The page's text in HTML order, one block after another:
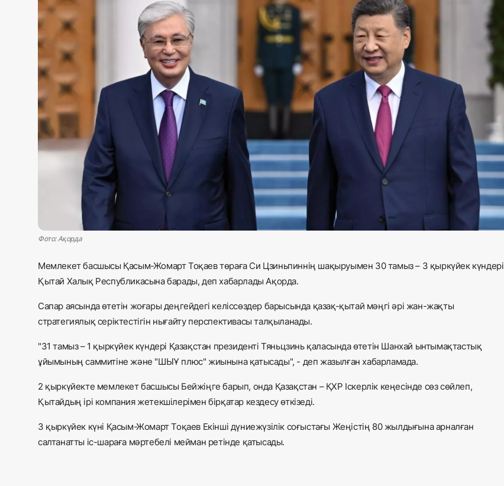
Жаңалықтар
Журналистік зерттеу
Фото: Ақорда
Мемлекет басшысы Қасым-Жомарт Тоқаев төраға Си Цзиньпиннің шақыруымен 30 тамыз – 3 қыркүйек күндері
Қытай Халық Республикасына барады, деп хабарлады Ақорда.
Сапар аясында өтетін жоғары деңгейдегі келіссөздер барысында қазақ-қытай мәңгі әрі жан-жақты
стратегиялық серіктестігін нығайту перспективасы талқыланады.
"31 тамыз – 1 қыркүйек күндері Қазақстан президенті Тяньцзинь қаласында өтетін Шанхай ынтымақтастық
ұйымының саммитіне және "ШЫҰ плюс" жиынына қатысады", - деп жазылған хабарламада.
2 қыркүйекте мемлекет басшысы Бейжіңге барып, онда Қазақстан – ҚХР Іскерлік кеңесінде сөз сөйлеп,
Қытайдың ірі компания жетекшілерімен бірқатар кездесу өткізеді.
3 қыркүйек күні Қасым-Жомарт Тоқаев Екінші дүниежүзілік соғыстағы Жеңістің 80 жылдығына арналған
салтанатты іс-шараға мәртебелі мейман ретінде қатысады.